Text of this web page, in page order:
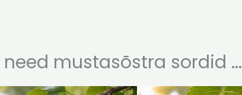
mustasõstra sordid ...